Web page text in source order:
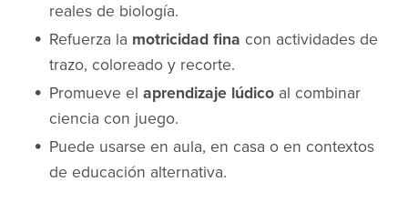
reales de biología.
Refuerza la motricidad fina con actividades de
trazo, coloreado y recorte.
Promueve elaprendizaje lúdico al combinar
ciencia con juego.
Puede usarse en aula, en casa o en contextos
de educación alternativa.